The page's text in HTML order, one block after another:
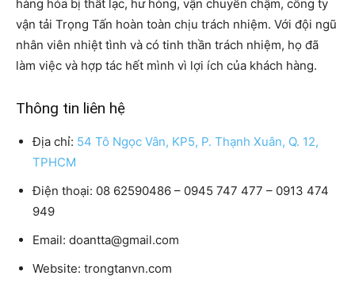
hàng hóa bị thất lạc, hư hỏng, vận chuyển chậm, công ty
vận tải Trọng Tấn hoàn toàn chịu trách nhiệm. Với đội ngũ
nhân viên nhiệt tình và có tinh thần trách nhiệm, họ đã
làm việc và hợp tác hết mình vì lợi ích của khách hàng.
Thông tin liên hệ
Địa chỉ: 54 Tô Ngọc Vân, KP5, P. Thạnh Xuân, Q. 12,
TPHCM
Điện thoại: 08 62590486 – 0945 747 477 – 0913 474
949
Email: doantta@gmail.com
Website: trongtanvn.com